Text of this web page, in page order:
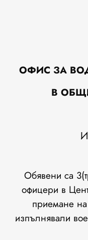
ОФИС ЗА
В
Обявени са
офицери в
приемане
изпълнявали